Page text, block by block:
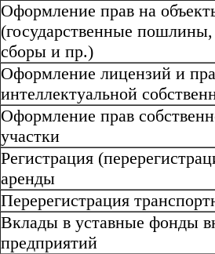
Оформление прав на
(государственные
сборы и пр.)
Оформление лицензий и
интеллектуальной
Оформление прав
участки
Регистрация
аренды
Перерегистрация
Вклады в уставные фонды
предприятий